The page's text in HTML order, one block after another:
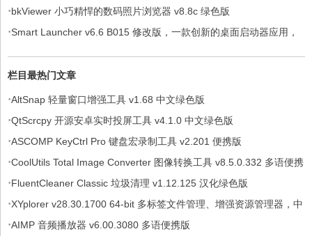
·bkViewer 小巧精悍的数码照片浏览器 v8.8c 绿色版
·Smart Launcher v6.6 B015 修改版，一款创新的桌面启动器应用，
栏目最热门文章
·AltSnap 轻量窗口增强工具 v1.68 中文绿色版
·QtScrcpy 开源安卓实时投屏工具 v4.1.0 中文绿色版
·ASCOMP KeyCtrl Pro 键盘宏录制工具 v2.201 便携版
·CoolUtils Total Image Converter 图像转换工具 v8.5.0.332 多语便携
版
·FluentCleaner Classic 垃圾清理 v1.12.125 汉化绿色版
·XYplorer v28.30.1700 64-bit 多标签文件管理、增强资源管理器，中
文绿色便携版
·AIMP 音频播放器 v6.00.3080 多语便携版